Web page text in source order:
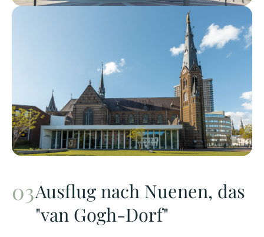
Ausflug nach Nuenen, das
"van Gogh-Dorf"